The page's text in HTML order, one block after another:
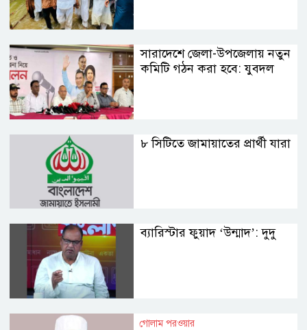
সারাদেশে জেলা-উপজেলায় নতুন
কমিটি গঠন করা হবে: যুবদল
৮ সিটিতে জামায়াতের প্রার্থী যারা
ব্যারিস্টার ফুয়াদ ‘উন্মাদ’: দুদু
গোলাম পরওয়ার